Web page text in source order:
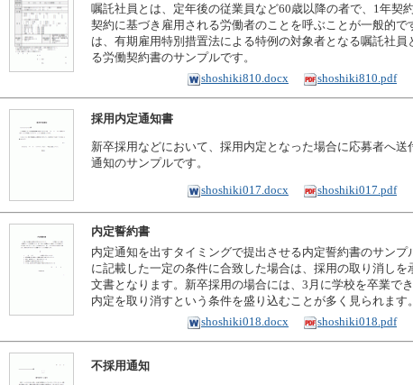
嘱託社員とは、定年後の従業員など60歳以降の者で、1年契
契約に基づき雇用される労働者のことを呼ぶことが一般的で
は、有期雇用特別措置法による特例の対象者となる嘱託社員
る労働契約書のサンプルです。
shoshiki810.docx
shoshiki810.pdf
採用内定通知書
新卒採用などにおいて、採用内定となった場合に応募者へ送
通知のサンプルです。
shoshiki017.docx
shoshiki017.pdf
内定誓約書
内定通知を出すタイミングで提出させる内定誓約書のサンプ
に記載した一定の条件に合致した場合は、採用の取り消しを
文書となります。新卒採用の場合には、3月に学校を卒業で
内定を取り消すという条件を盛り込むことが多く見られます。
shoshiki018.docx
shoshiki018.pdf
不採用通知